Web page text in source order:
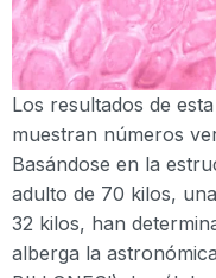
Los resultados de
muestran números
Basándose en la
adulto de 70 kilos,
32 kilos, han
alberga la